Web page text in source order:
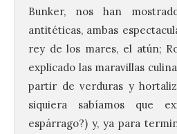
Bunker, nos han
antitéticas, ambas
rey de los mares, el atún;
explicado las maravillas
partir de verduras y
siquiera sabíamos que
espárrago?) y, ya para